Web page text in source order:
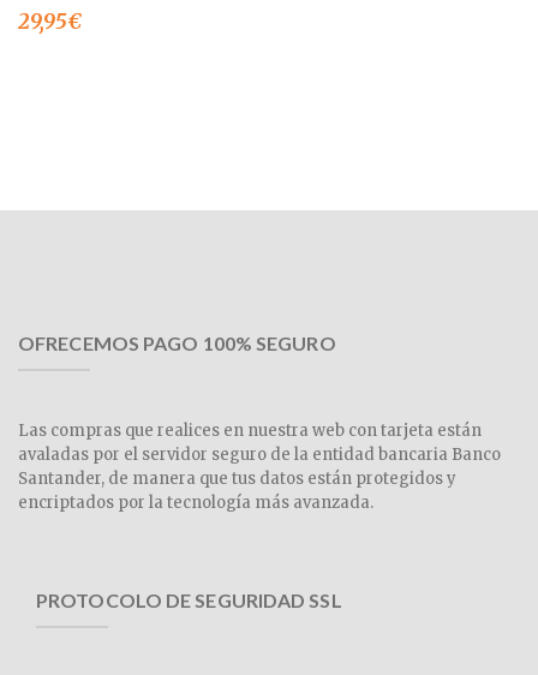
29,95€
OFRECEMOS PAGO 100% SEGURO
Las compras que realices en nuestra web con tarjeta están
avaladas por el servidor seguro de la entidad bancaria Banco
Santander, de manera que tus datos están protegidos y
encriptados por la tecnología más avanzada.
PROTOCOLO DE SEGURIDAD SSL